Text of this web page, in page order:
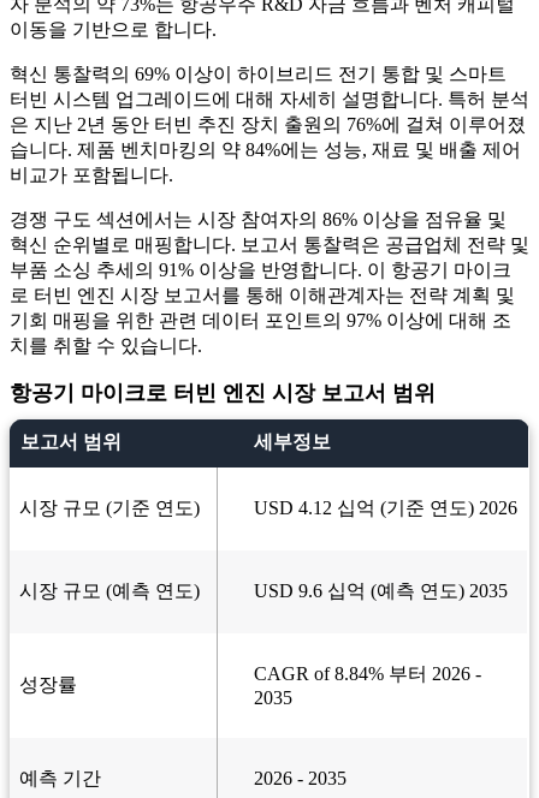
자 분석의 약 73%는 항공우주 R&D 자금 흐름과 벤처 캐피털
이동을 기반으로 합니다.
혁신 통찰력의 69% 이상이 하이브리드 전기 통합 및 스마트
터빈 시스템 업그레이드에 대해 자세히 설명합니다. 특허 분석
은 지난 2년 동안 터빈 추진 장치 출원의 76%에 걸쳐 이루어졌
습니다. 제품 벤치마킹의 약 84%에는 성능, 재료 및 배출 제어
비교가 포함됩니다.
경쟁 구도 섹션에서는 시장 참여자의 86% 이상을 점유율 및
혁신 순위별로 매핑합니다. 보고서 통찰력은 공급업체 전략 및
부품 소싱 추세의 91% 이상을 반영합니다. 이 항공기 마이크
로 터빈 엔진 시장 보고서를 통해 이해관계자는 전략 계획 및
기회 매핑을 위한 관련 데이터 포인트의 97% 이상에 대해 조
치를 취할 수 있습니다.
항공기 마이크로 터빈 엔진 시장 보고서 범위
보고서 범위 세부정보
시장 규모 (기준 연도) USD 4.12 십억 (기준 연도) 2026
시장 규모 (예측 연도) USD 9.6 십억 (예측 연도) 2035
성장률
CAGR of 8.84% 부터 2026 -
2035
예측 기간 2026 - 2035